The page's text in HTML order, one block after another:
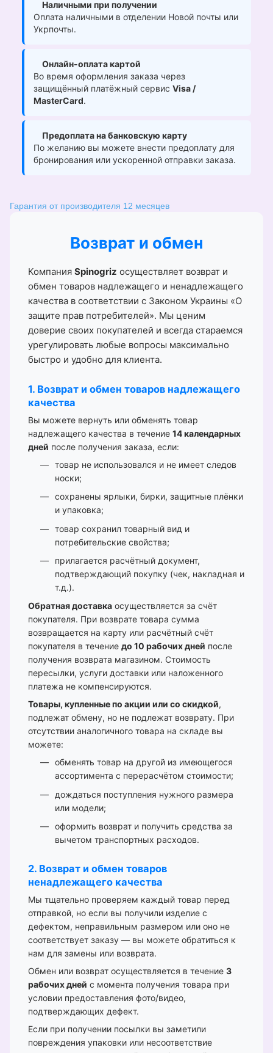
Наличными при получении
Оплата наличными в отделении Новой почты или
Укрпочты.
Онлайн-оплата картой
Во время оформления заказа через
защищённый платёжный сервис Visa /
MasterCard.
Предоплата на банковскую карту
По желанию вы можете внести предоплату для
бронирования или ускоренной отправки заказа.
Гарантия от производителя 12 месяцев
Возврат и обмен
Компания Spinogriz осуществляет возврат и
обмен товаров надлежащего и ненадлежащего
качества в соответствии с Законом Украины «О
защите прав потребителей». Мы ценим
доверие своих покупателей и всегда стараемся
урегулировать любые вопросы максимально
быстро и удобно для клиента.
1. Возврат и обмен товаров надлежащего
качества
Вы можете вернуть или обменять товар
надлежащего качества в течение 14 календарных
дней после получения заказа, если:
товар не использовался и не имеет следов
носки;
сохранены ярлыки, бирки, защитные плёнки
и упаковка;
товар сохранил товарный вид и
потребительские свойства;
прилагается расчётный документ,
подтверждающий покупку (чек, накладная и
т.д.).
Обратная доставка осуществляется за счёт
покупателя. При возврате товара сумма
возвращается на карту или расчётный счёт
покупателя в течение до 10 рабочих дней после
получения возврата магазином. Стоимость
пересылки, услуги доставки или наложенного
платежа не компенсируются.
Товары, купленные по акции или со скидкой,
подлежат обмену, но не подлежат возврату. При
отсутствии аналогичного товара на складе вы
можете:
обменять товар на другой из имеющегося
ассортимента с перерасчётом стоимости;
дождаться поступления нужного размера
или модели;
оформить возврат и получить средства за
вычетом транспортных расходов.
2. Возврат и обмен товаров
ненадлежащего качества
Мы тщательно проверяем каждый товар перед
отправкой, но если вы получили изделие с
дефектом, неправильным размером или оно не
соответствует заказу — вы можете обратиться к
нам для замены или возврата.
Обмен или возврат осуществляется в течение 3
рабочих дней с момента получения товара при
условии предоставления фото/видео,
подтверждающих дефект.
Если при получении посылки вы заметили
повреждения упаковки или несоответствие